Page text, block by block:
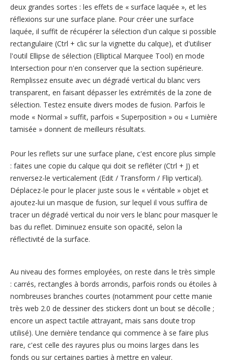
deux grandes sortes : les effets de « surface laquée », et les
réflexions sur une surface plane. Pour créer une surface
laquée, il suffit de récupérer la sélection d'un calque si possible
rectangulaire (Ctrl + clic sur la vignette du calque), et d'utiliser
l'outil Ellipse de sélection (Elliptical Marquee Tool) en mode
Intersection pour n'en conserver que la section supérieure.
Remplissez ensuite avec un dégradé vertical du blanc vers
transparent, en faisant dépasser les extrémités de la zone de
sélection. Testez ensuite divers modes de fusion. Parfois le
mode « Normal » suffit, parfois « Superposition » ou « Lumière
tamisée » donnent de meilleurs résultats.
Pour les reflets sur une surface plane, c'est encore plus simple
: faites une copie du calque qui doit se refléter (Ctrl + J) et
renversez-le verticalement (Edit / Transform / Flip vertical).
Déplacez-le pour le placer juste sous le « véritable » objet et
ajoutez-lui un masque de fusion, sur lequel il vous suffira de
tracer un dégradé vertical du noir vers le blanc pour masquer le
bas du reflet. Diminuez ensuite son opacité, selon la
réflectivité de la surface.
Au niveau des formes employées, on reste dans le très simple
: carrés, rectangles à bords arrondis, parfois ronds ou étoiles à
nombreuses branches courtes (notamment pour cette manie
très web 2.0 de dessiner des stickers dont un bout se décolle ;
encore un aspect tactile attrayant, mais sans doute trop
utilisé). Une dernière tendance qui commence à se faire plus
rare, c'est celle des rayures plus ou moins larges dans les
fonds ou sur certaines parties à mettre en valeur.